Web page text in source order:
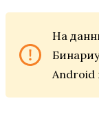
На
Android